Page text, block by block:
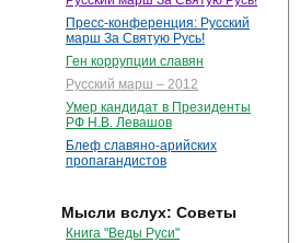
Пресс-конференция: Русский
марш За Святую Русь!
Ген коррупции славян
Русский марш – 2012
Умер кандидат в Президенты
РФ Н.В. Левашов
Блеф славяно-арийских
пропагандистов
Мысли вслух: Советы
Книга "Веды Руси"